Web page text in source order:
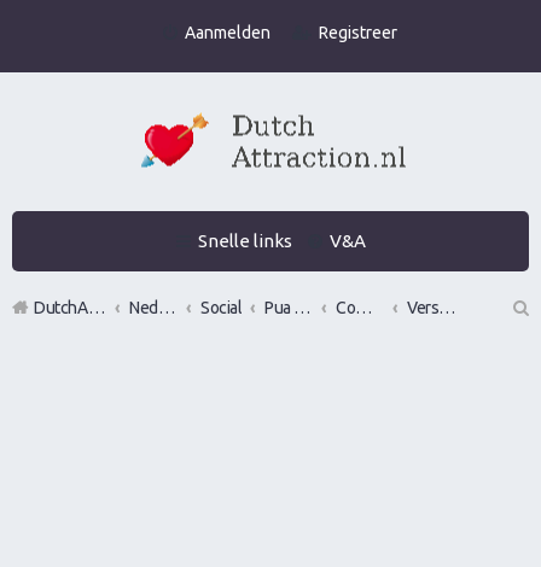
Aanmelden Registreer
Snelle links V&A
DutchAttraction.nl Nederlands grootste Dutch Attraction, Lifestyle, Vrouwen versieren en Pick-Up (PUA) Forum Social Pua evenementen Commerciële bedrijven / Reviews van versier workshops en pick up bootcamps
VersierCoach.nl